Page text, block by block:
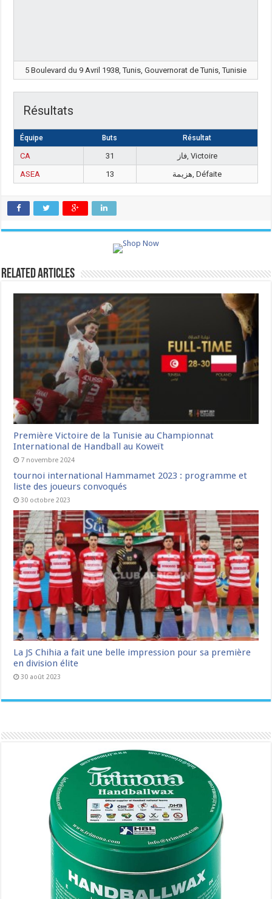
5 Boulevard du 9 Avril 1938, Tunis, Gouvernorat de Tunis, Tunisie
Résultats
Équipe Buts Résultat
CA 31
فاز, Victoire
ASEA
13 هزيمة, Défaite
Related Articles
Première Victoire de la Tunisie au Championnat
International de Handball au Koweït
7 novembre 2024
tournoi international Hammamet 2023 : programme et
liste des joueurs convoqués
30 octobre 2023
La JS Chihia a fait une belle impression pour sa première
en division élite
30 août 2023